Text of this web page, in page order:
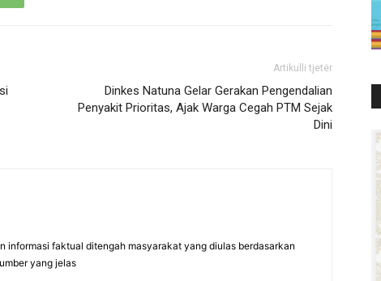
Artikulli tjetër
Dinkes Natuna Gelar Gerakan Pengendalian
Penyakit Prioritas, Ajak Warga Cegah PTM Sejak
Dini
informasi faktual ditengah masyarakat yang diulas berdasarkan
yang jelas